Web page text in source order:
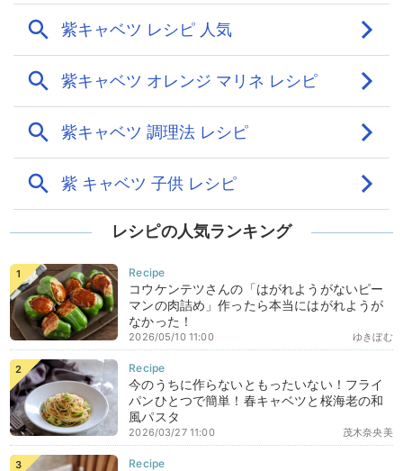
レシピの人気ランキング
コウケンテツさんの「はがれようがないピー
マンの肉詰め」作ったら本当にはがれようが
なかった！
ゆきぼむ
2026/05/10 11:00
今のうちに作らないともったいない！フライ
パンひとつで簡単！春キャベツと桜海老の和
風パスタ
茂木奈央美
2026/03/27 11:00